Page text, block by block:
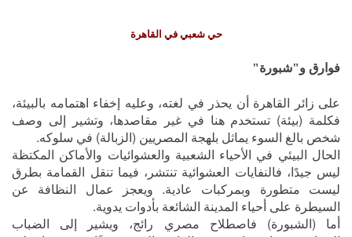
حي شعبي في القاهرة
فوارق و"شبورة"
على زائر القاهرة أن يحذر في لغته، وعليه إخفاء اهتمامه بالبيئة،
فكلمة (بيئة) تستخدم هنا في غير مقاصدها، وتشير إلى وصف
شخص بالغ السوء يماثل بلهجة المصريين (الزبالة) في سلوكه.
الحال البيئي في الأحياء الشعبية والعشوائيات والأماكن المكتظة
ليس جيدًا، فالنفايات العشوائية تنتشر، فيما تنقل القمامة بطرق
ليست متطورة وبمركبات عادية. ويعجز عمال النظافة عن
السيطرة على أحياء المدينة الشائعة بأدوات يدوية.
أما (الشبورة) فاصطلاح مصري رائج، ويشير إلى الضباب